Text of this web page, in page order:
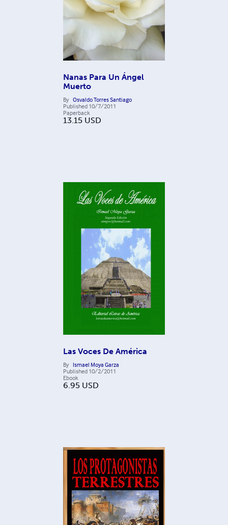
Nanas Para Un Ángel
Muerto
By Osvaldo Torres Santiago
Published 10/7/2011
Paperback
13.15 USD
Las Voces De América
By Ismael Moya Garza
Published 10/2/2011
Ebook
6.95 USD